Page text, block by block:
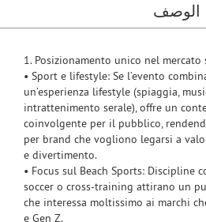
الوصف
1. Posizionamento unico nel mercato
• Sport e lifestyle: Se l’evento
un’esperienza lifestyle (spiaggia,
intrattenimento serale), offre un
coinvolgente per il pubblico,
per brand che vogliono legarsi a
e divertimento.
• Focus sul Beach Sports: Discipline
soccer o cross-training attirano un
che interessa moltissimo ai marchi
e Gen Z.